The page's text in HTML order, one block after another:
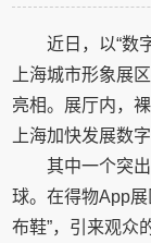
近日，以“数
上海城市形象展
亮相。展厅内，
上海加快发展数
其中一个突
球。在得物App展
布鞋”，引来观众